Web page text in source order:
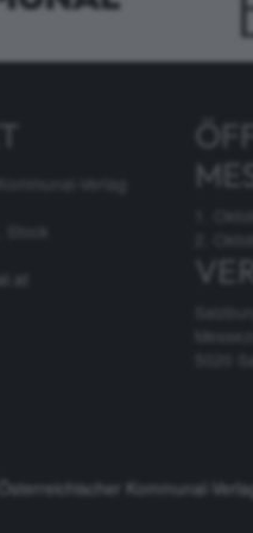
Österreichischer Kommunal-